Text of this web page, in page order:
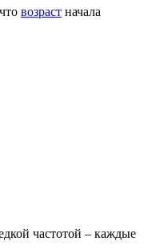
возраст начала
частотой – каждые